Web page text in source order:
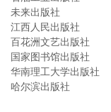
未来出版社
江西人民出版社
百花洲文艺出版社
国家图书馆出版社
华南理工大学出版社
哈尔滨出版社